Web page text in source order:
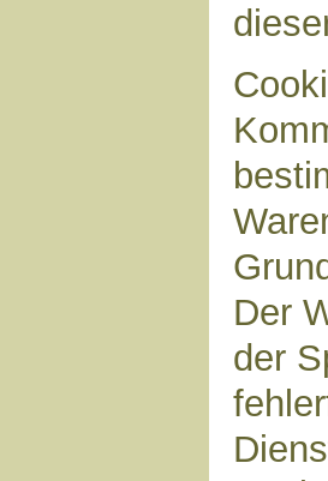
Der
der